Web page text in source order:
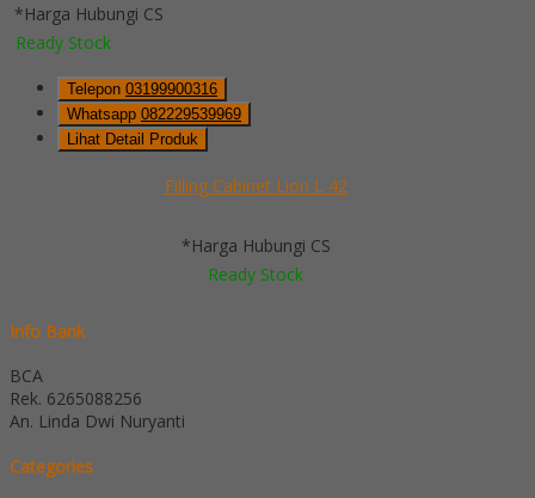
*Harga Hubungi CS
Ready Stock
Telepon 03199900316
Whatsapp 082229539969
Lihat Detail Produk
Filling Cabinet Lion L 42
*Harga Hubungi CS
Ready Stock
Info Bank
BCA
Rek. 6265088256
An. Linda Dwi Nuryanti
Categories